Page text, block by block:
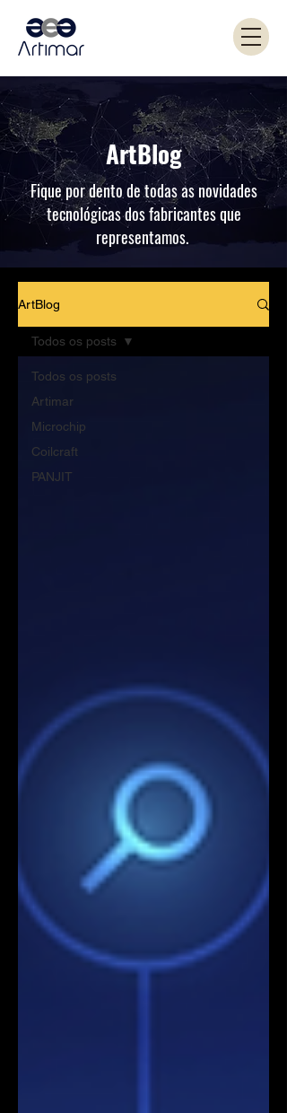
ArtBlog
Fique por dento de todas as novidades
tecnológicas dos fabricantes que
representamos.
ArtBlog
Todos os posts
Artimar
Microchip
Coilcraft
PANJIT
Todos os posts